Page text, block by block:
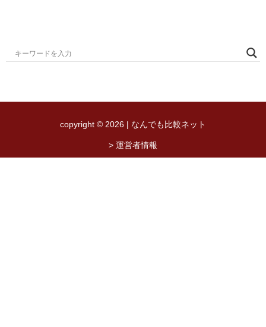
copyright © 2026 | なんでも比較ネット
> 運営者情報